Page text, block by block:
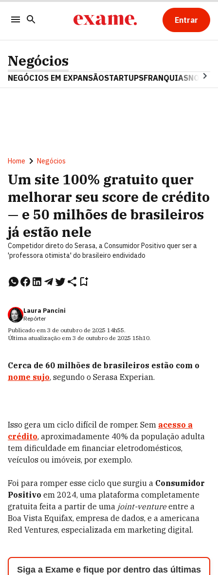
Entrar
Negócios
NEGÓCIOS EM EXPANSÃOSTARTUPSFRANQUIAS
Home Negócios
Um site 100% gratuito quer
melhorar seu score de crédito
— e 50 milhões de brasileiros
já estão nele
Competidor direto do Serasa, a Consumidor Positivo quer ser a
'professora otimista' do brasileiro endividado
Laura Pancini
Repórter
Publicado em 3 de outubro de 2025 14h55.
Última atualização em 3 de outubro de 2025 15h10.
Cerca de 60 milhões de brasileiros estão com o
nome sujo, segundo o Serasa Experian.
Isso gera um ciclo difícil de romper. Sem acesso a
crédito, aproximadamente 40% da população adulta
tem dificuldade em financiar eletrodomésticos,
veículos ou imóveis, por exemplo.
Foi para romper esse ciclo que surgiu a Consumidor
Positivo em 2024, uma plataforma completamente
gratuita feita a partir de uma joint-ventureentre a
Boa Vista Equifax, empresa de dados, e a americana
Red Ventures, especializada em marketing digital.
Siga a Exame e fique por dentro das últimas